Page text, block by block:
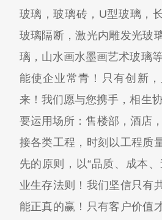
玻璃，玻璃砖，U型玻璃，
玻璃隔断，激光内雕发光玻
璃，山水画水墨画艺术玻璃
能使企业常青！只有创新
来！我们愿与您携手，相生
要运用场所：售楼部，酒店
接各类工程，时刻以工程质
先的原则，以“品质、成本
业生存法则！我们坚信只有
能正真的赢！只有客户价值